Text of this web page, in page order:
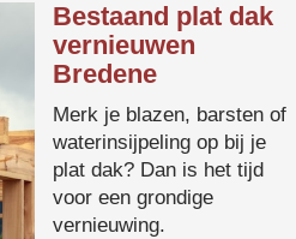
Bestaand plat dak
vernieuwen
Bredene
Merk je blazen, barsten of
waterinsijpeling op bij je
plat dak? Dan is het tijd
voor een grondige
vernieuwing.